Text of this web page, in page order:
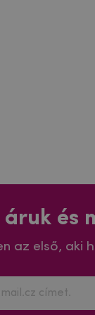
áruk és
az első, aki